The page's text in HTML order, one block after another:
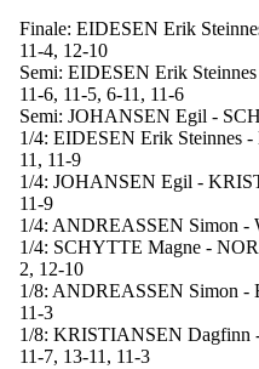
Finale: EIDESEN Erik
11-4, 12-10
Semi: EIDESEN Erik
11-6, 11-5, 6-11, 11-6
Semi: JOHANSEN Egil -
1/4: EIDESEN Erik Steinnes
11, 11-9
1/4: JOHANSEN Egil -
11-9
1/4: ANDREASSEN Simon -
1/4: SCHYTTE Magne -
2, 12-10
1/8: ANDREASSEN Simon -
11-3
1/8: KRISTIANSEN Dagfinn
11-7, 13-11, 11-3